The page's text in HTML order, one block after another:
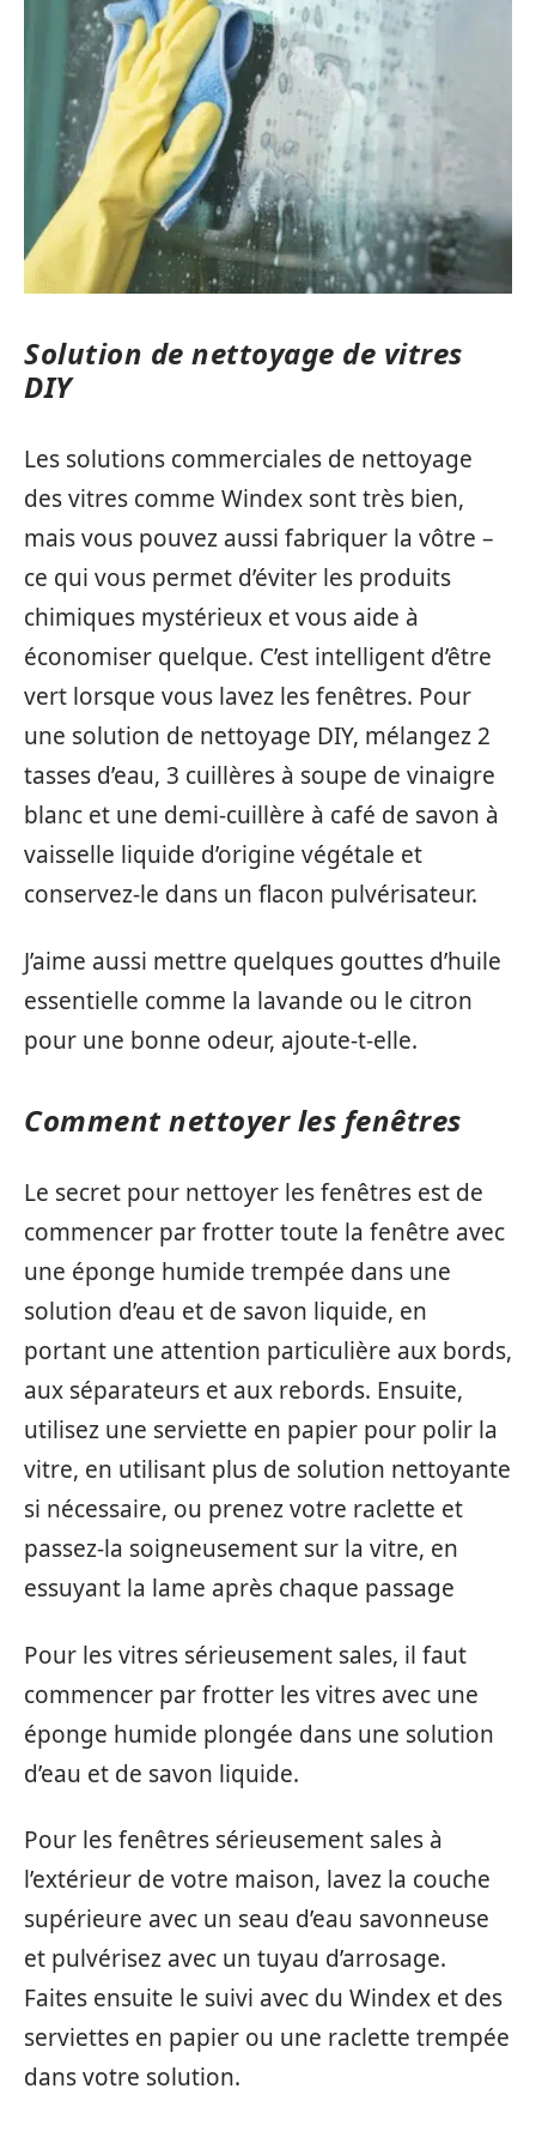
Solution de nettoyage de vitres
DIY
Les solutions commerciales de nettoyage
des vitres comme Windex sont très bien,
mais vous pouvez aussi fabriquer la vôtre –
ce qui vous permet d’éviter les produits
chimiques mystérieux et vous aide à
économiser quelque. C’est intelligent d’être
vert lorsque vous lavez les fenêtres. Pour
une solution de nettoyage DIY, mélangez 2
tasses d’eau, 3 cuillères à soupe de vinaigre
blanc et une demi-cuillère à café de savon à
vaisselle liquide d’origine végétale et
conservez-le dans un flacon pulvérisateur.
J’aime aussi mettre quelques gouttes d’huile
essentielle comme la lavande ou le citron
pour une bonne odeur, ajoute-t-elle.
Comment nettoyer les fenêtres
Le secret pour nettoyer les fenêtres est de
commencer par frotter toute la fenêtre avec
une éponge humide trempée dans une
solution d’eau et de savon liquide, en
portant une attention particulière aux bords,
aux séparateurs et aux rebords. Ensuite,
utilisez une serviette en papier pour polir la
vitre, en utilisant plus de solution nettoyante
si nécessaire, ou prenez votre raclette et
passez-la soigneusement sur la vitre, en
essuyant la lame après chaque passage
Pour les vitres sérieusement sales, il faut
commencer par frotter les vitres avec une
éponge humide plongée dans une solution
d’eau et de savon liquide.
Pour les fenêtres sérieusement sales à
l’extérieur de votre maison, lavez la couche
supérieure avec un seau d’eau savonneuse
et pulvérisez avec un tuyau d’arrosage.
Faites ensuite le suivi avec du Windex et des
serviettes en papier ou une raclette trempée
dans votre solution.